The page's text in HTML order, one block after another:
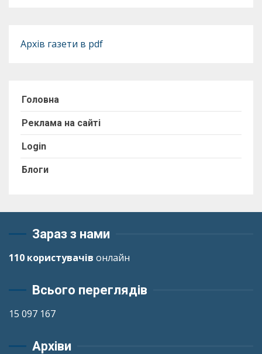
Архів газети в pdf
Головна
Реклама на сайті
Login
Блоги
Зараз з нами
110 користувачів онлайн
Всього переглядів
15 097 167
Архіви